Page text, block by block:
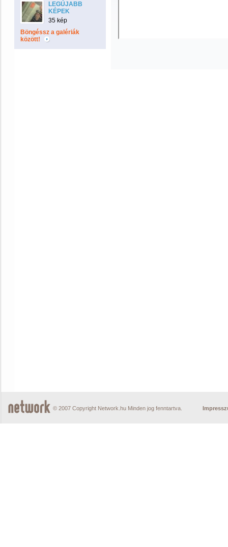
LEGÚJABB
KÉPEK
35 kép
Böngéssz a galériák
között!
© 2007 Copyright Network.hu Minden jog fenntartva.